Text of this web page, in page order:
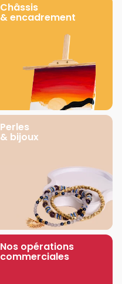
Châssis
& encadrement
Perles
& bijoux
Nos opérations
commerciales